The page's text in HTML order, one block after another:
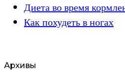
Диета во время
Как похудеть в ногах
Архивы